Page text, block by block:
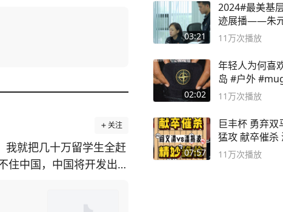
关注
我就把几十万留学生全赶
住中国，中国将开发出自
03:21
2024#最美基
迹展播——朱
11万次播放
02:02
年轻人为何喜
岛 #户外
球流氓
11万次播放
07:57
巨丰杯 勇弃双马 阎大师底线
猛攻 献卒催杀 潘大师精妙入
局
11万次播放